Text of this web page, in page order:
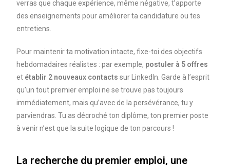
verras que chaque expérience, même négative, t’apporte
des enseignements pour améliorer ta candidature ou tes
entretiens.
Pour maintenir ta motivation intacte, fixe-toi des objectifs
hebdomadaires réalistes : par exemple, postuler à 5 offres
et établir 2 nouveaux contacts sur LinkedIn. Garde à l’esprit
qu’un tout premier emploi ne se trouve pas toujours
immédiatement, mais qu’avec de la persévérance, tu y
parviendras. Tu as décroché ton diplôme, ton premier poste
à venir n’est que la suite logique de ton parcours !
La recherche du premier emploi, une